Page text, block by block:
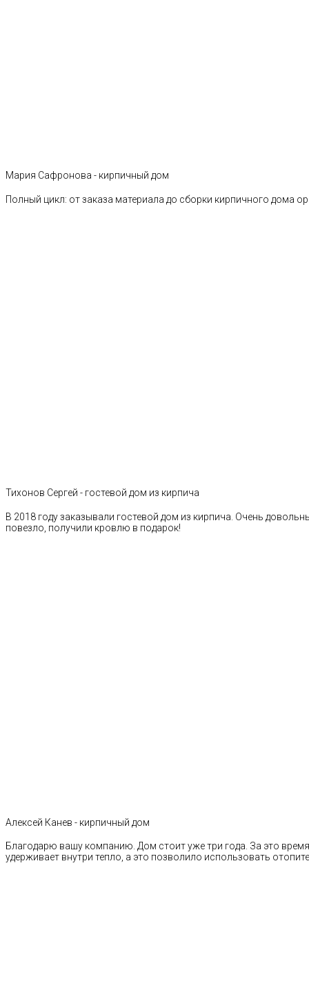
Мария Сафронова - кирпичный дом
Полный цикл: от заказа материала до сборки кирпичного дома
Тихонов Сергей - гостевой дом из кирпича
В 2018 году заказывали гостевой дом из кирпича. Очень
повезло, получили кровлю в подарок!
Алексей Канев - кирпичный дом
Благодарю вашу компанию. Дом стоит уже три года. За это
удерживает внутри тепло, а это позволило использовать